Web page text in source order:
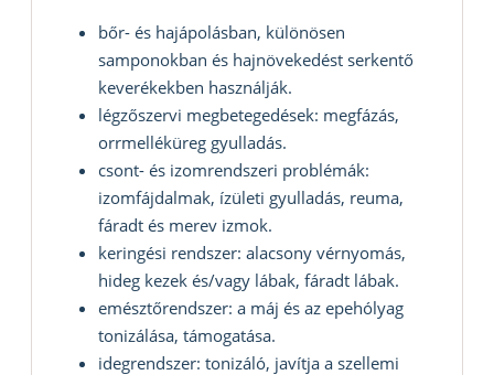
bőr- és hajápolásban, különösen
samponokban és hajnövekedést serkentő
keverékekben használják.
légzőszervi megbetegedések: megfázás,
orrmelléküreg gyulladás.
csont- és izomrendszeri problémák:
izomfájdalmak, ízületi gyulladás, reuma,
fáradt és merev izmok.
keringési rendszer: alacsony vérnyomás,
hideg kezek és/vagy lábak, fáradt lábak.
emésztőrendszer: a máj és az epehólyag
tonizálása, támogatása.
idegrendszer: tonizáló, javítja a szellemi